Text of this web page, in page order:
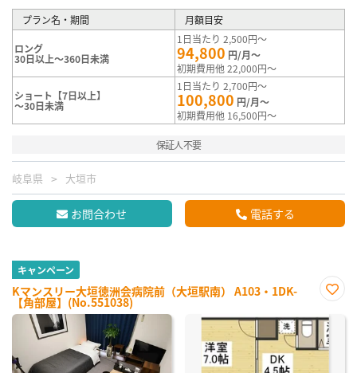
プラン名・期間 月額目安
ロング
30日以上～360日未満
1日当たり 2,500円～
94,800 円/月～
初期費用他 22,000円～
ショート【7日以上】
～30日未満
1日当たり 2,700円～
100,800 円/月～
初期費用他 16,500円～
保証人不要
岐阜県 大垣市
お問合わせ 電話する
キャンペーン
Kマンスリー大垣徳洲会病院前（大垣駅南） A103・1DK-
【角部屋】(No.551038)
に入
り登
録